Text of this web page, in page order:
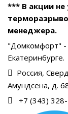
*** В акции не
менеджера.
"Домкомфорт" -
Екатеринбурге.
Россия,
Амундсена, д.
+7 (343)